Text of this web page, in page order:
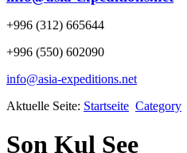
+996 (312) 665644
+996 (550) 602090
info@asia-expeditions.net
Aktuelle Seite: Startseite Category
Son Kul See